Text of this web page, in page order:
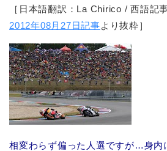
［日本語翻訳：La Chirico / 西語記事
2012年08月27日記事より抜粋］
相変わらず偏った人選ですが…身内